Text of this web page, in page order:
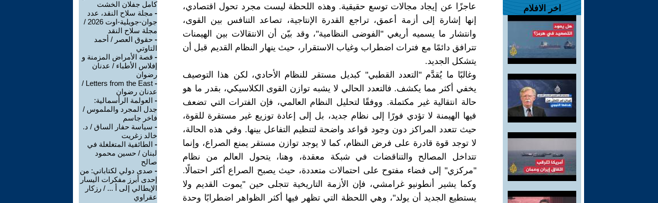
اخر الافلام
عاجزًا عن إيجاد مجالات توسع حقيقية. وهذه اللحظة ليست مجرد تحول اقتصادي،
إنها إشارة إلى أزمة أعمق، تراجع القدرة الإنتاجية، تصاعد التنافس بين القوى،
وانتشار ما يسميه أريغي "الفوضى النظامية"، وقد بيّن أن الانتقالات بين الهيمنات
تترافق دائمًا مع فترات اضطراب وغياب الاستقرار، حيث ينهار النظام القديم قبل أن
يتشكل الجديد.
وغالبًا ما يُقدَّم "التعدد القطبي" كبديل مستقر للنظام الأحادي، لكن هذا التوصيف
يخفي أكثر مما يكشف. فالتعدد الحالي لا يشبه توازن القوى الكلاسيكي، بقدر ما هو
حالة انتقالية غير مكتملة. ووفقًا لتحليل النظام العالمي، فإن الفترات التي تضعف
فيها الهيمنة لا تؤدي فورًا إلى نظام جديد، بل إلى إعادة توزيع غير مستقرة للقوة،
حيث تتعدد المراكز دون وجود قواعد واضحة لتنظيم التفاعل بينها. وفي هذه الحالة،
لا توجد قوة قادرة على فرض النظام، كما لا يوجد توازن مستقر يمنع الصراع، وإنما
تتداخل المصالح والتناقضات في شبكة معقدة، وهنا، يتحول العالم من نظام
"مركزي" إلى فضاء مفتوح على احتمالات متعددة، حيث يصبح الصراع أكثر احتمالًا.
وكما يشير أنطونيو غرامشي، فإن الأزمة التاريخية تتجلى حين "يموت القديم ولا
يستطيع الجديد أن يولد"، وهي اللحظة التي تظهر فيها أكثر الظواهر اضطرابًا وحدة
كامل جفلان الخشت
- مجلة سلاح النقد، عدد
جوان-جويلية-اوت 2026 /
مجلة سلاح النقد
- حقوق العصر / أحمد
التاوتي
- قصة الأمراض المزمنة و
إفلاس الأطباء / عدنان
رضوان
-
Letters from the East /
عدنان رضوان
- العولمة الرأسمالية:
جدل المجرد والملموس /
فاخر جاسم
- سياسة حفار الساق / د.
خالد زغريت
- الطائفية المتغلغلة في
لبنان / حسين محمود
صالح
- صدى دولي لكتاباتي: من
إحدى أبرز مفكرات اليسار
الإيطالي إلى أ ... / رزكار
عقراوي